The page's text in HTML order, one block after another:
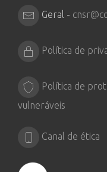
Geral -
Política de
Política de
vulneráveis
Canal de ética